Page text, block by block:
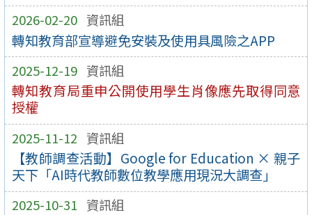
2026-02-20 資訊組
轉知教育部宣導避免安裝及使用具風險之APP
2025-12-19 資訊組
轉知教育局重申公開使用學生肖像應先取得同意
授權
2025-11-12 資訊組
【教師調查活動】Google for Education × 親子
天下「AI時代教師數位教學應用現況大調查」
2025-10-31 資訊組